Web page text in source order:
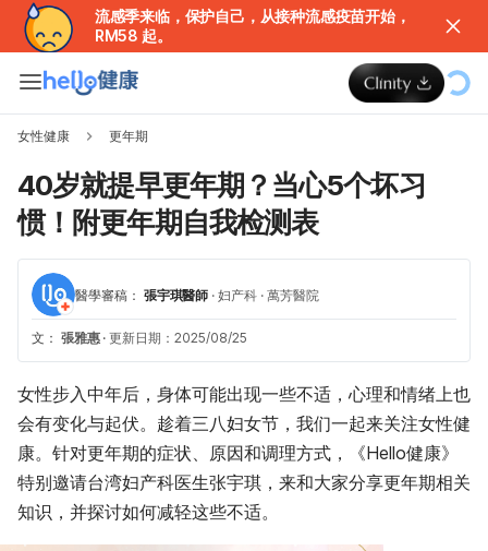
流感季来临，保护自己，从接种流感疫苗开始，
RM58 起。
女性健康 更年期
40岁就提早更年期？当心5个坏习
惯！附更年期自我检测表
醫學審稿： 張宇琪醫師 · 妇产科 · 萬芳醫院
文： 張雅惠 · 更新日期：2025/08/25
女性步入中年后，身体可能出现一些不适，心理和情绪上也
会有变化与起伏。趁着三八妇女节，我们一起来关注女性健
康。针对更年期的症状、原因和调理方式，《Hello健康》
特别邀请台湾妇产科医生张宇琪，来和大家分享更年期相关
知识，并探讨如何减轻这些不适。